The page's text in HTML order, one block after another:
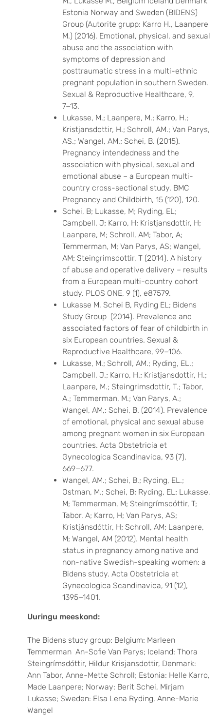
Estonia Norway and Sweden (BIDENS)
Group (Autorite grupp: Karro H., Laanpere
M.) (2016). Emotional, physical, and sexual
abuse and the association with
symptoms of depression and
posttraumatic stress in a multi-ethnic
pregnant population in southern Sweden.
Sexual & Reproductive Healthcare, 9,
7−13.
Lukasse, M.; Laanpere, M.; Karro, H.;
Kristjansdottir, H.; Schroll, AM.; Van Parys,
AS.; Wangel, AM.; Schei, B. (2015).
Pregnancy intendedness and the
association with physical, sexual and
emotional abuse – a European multi-
country cross-sectional study. BMC
Pregnancy and Childbirth, 15 (120), 120.
Schei, B; Lukasse, M; Ryding, EL;
Campbell, J; Karro, H; Kristjansdottir, H;
Laanpere, M; Schroll, AM; Tabor, A;
Temmerman, M; Van Parys, AS; Wangel,
AM; Steingrimsdottir, T (2014). A history
of abuse and operative delivery – results
from a European multi-country cohort
study. PLOS ONE, 9 (1), e87579.
Lukasse M, Schei B, Ryding EL; Bidens
Study Group (2014). Prevalence and
associated factors of fear of childbirth in
six European countries. Sexual &
Reproductive Healthcare, 99−106.
Lukasse, M.; Schroll, AM.; Ryding, EL.;
Campbell, J.; Karro, H.; Kristjansdottir, H.;
Laanpere, M.; Steingrimsdottir, T.; Tabor,
A.; Temmerman, M.; Van Parys, A.;
Wangel, AM,: Schei, B. (2014). Prevalence
of emotional, physical and sexual abuse
among pregnant women in six European
countries. Acta Obstetricia et
Gynecologica Scandinavica, 93 (7),
669−677.
Wangel, AM.; Schei, B.; Ryding, EL.;
Ostman, M.; Schei, B; Ryding, EL; Lukasse,
M; Temmerman, M; Steingrímsdóttir, T;
Tabor, A; Karro, H; Van Parys, AS;
Kristjánsdóttir, H; Schroll, AM; Laanpere,
M; Wangel, AM (2012). Mental health
status in pregnancy among native and
non-native Swedish-speaking women: a
Bidens study. Acta Obstetricia et
Gynecologica Scandinavica, 91 (12),
1395−1401.
Uuringu meeskond:
The Bidens study group: Belgium: Marleen
Temmerman An-Sofie Van Parys; Iceland: Thora
Steingrímsdóttir, Hildur Krisjansdottir, Denmark:
Ann Tabor, Anne-Mette Schroll; Estonia: Helle Karro,
Made Laanpere; Norway: Berit Schei, Mirjam
Lukasse; Sweden: Elsa Lena Ryding, Anne-Marie
Wangel